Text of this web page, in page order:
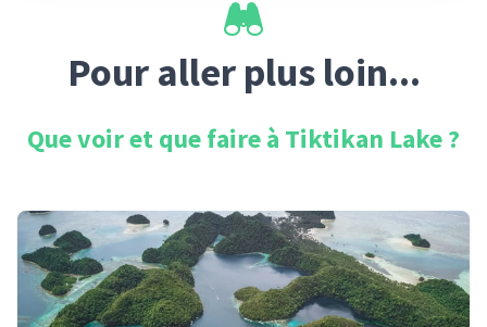
Pour aller plus loin...
Que voir et que faire à Tiktikan Lake?